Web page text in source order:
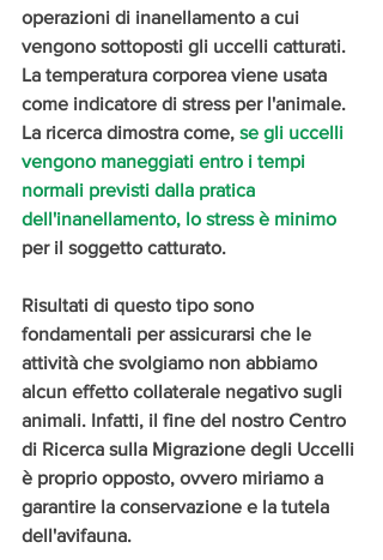
operazioni di inanellamento a cui
vengono sottoposti gli uccelli catturati.
La temperatura corporea viene usata
come indicatore di stress per l'animale.
La ricerca dimostra come, se gli uccelli
vengono maneggiati entro i tempi
normali previsti dalla pratica
dell'inanellamento, lo stress è minimo
per il soggetto catturato.
Risultati di questo tipo sono
fondamentali per assicurarsi che le
attività che svolgiamo non abbiamo
alcun effetto collaterale negativo sugli
animali. Infatti, il fine del nostro Centro
di Ricerca sulla Migrazione degli Uccelli
è proprio opposto, ovvero miriamo a
garantire la conservazione e la tutela
dell'avifauna.